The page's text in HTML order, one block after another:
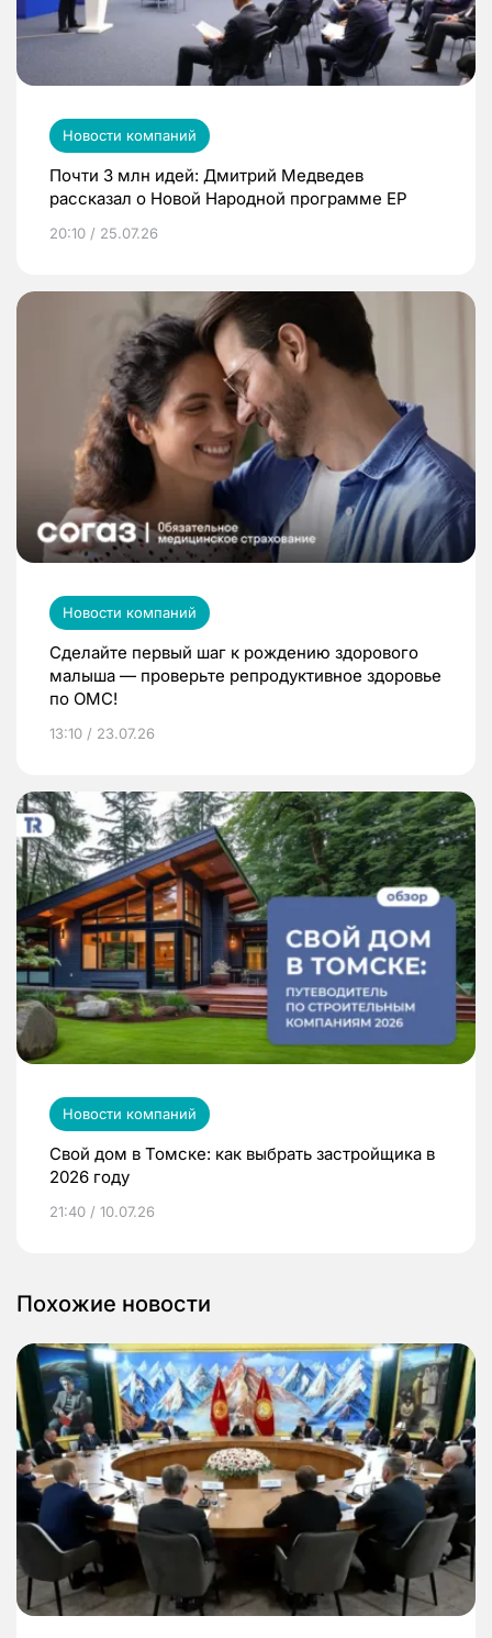
Новости компаний
Почти 3 млн идей: Дмитрий Медведев
рассказал о Новой Народной программе ЕР
20:10 / 25.07.26
Новости компаний
Сделайте первый шаг к рождению здорового
малыша — проверьте репродуктивное здоровье
по ОМС!
13:10 / 23.07.26
Новости компаний
Свой дом в Томске: как выбрать застройщика в
2026 году
21:40 / 10.07.26
Похожие новости